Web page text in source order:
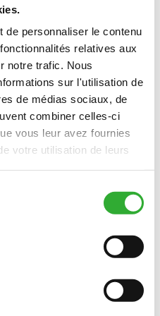
de personnaliser le contenu
relatives aux
notre trafic. Nous
sur l'utilisation de
de médias sociaux, de
combiner celles-ci
vous leur avez fournies
votre utilisation de leurs
DÉCOUVREZ
ALARME
DE
RECUL
DÉCOUVREZ
ANTI-
DÉBLOCAGE
DÉCOUVREZ
HYDRAULIQUES
EXTÉRIEURES